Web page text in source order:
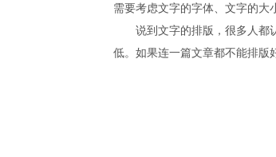
需要考虑文字的字体、文字的大
说到文字的排版，很多人都认
低。如果连一篇文章都不能排版